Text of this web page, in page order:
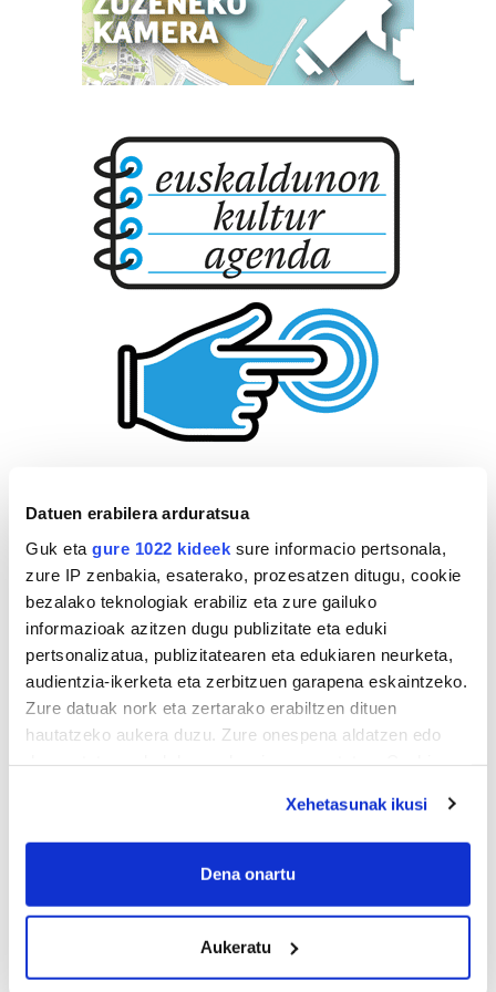
Datuen erabilera arduratsua
Guk eta gure 1022 kideek sure informacio pertsonala,
zure IP zenbakia, esaterako, prozesatzen ditugu, cookie
bezalako teknologiak erabiliz eta zure gailuko
informazioak azitzen dugu publizitate eta eduki
pertsonalizatua, publizitatearen eta edukiaren neurketa,
audientzia-ikerketa eta zerbitzuen garapena eskaintzeko.
Zure datuak nork eta zertarako erabiltzen dituen
hautatzeko aukera duzu. Zure onespena aldatzen edo
If you allow, we would also like to:
Collect information about your geographical
meters
Identify your device by actively scanning it for
specific characteristics (fingerprinting)
Xehetasunak ikusi
Dena onartu
Aukeratu
AGENDA
OL.